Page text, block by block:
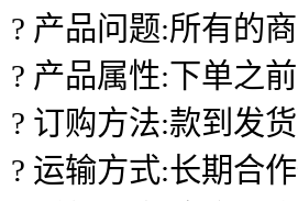
? 产品问题:所有的
? 产品属性:下单之
? 订购方法:款到发
? 运输方式:长期合